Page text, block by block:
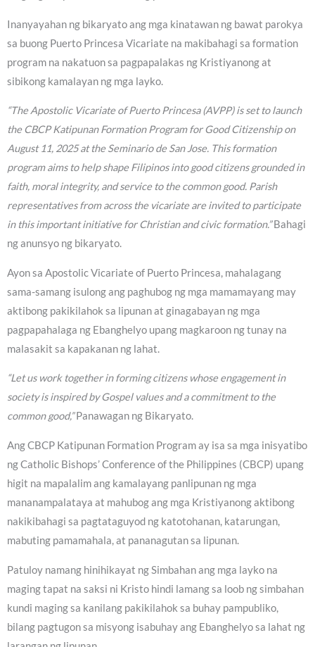
Inanyayahan ng bikaryato ang mga kinatawan ng bawat parokya
sa buong Puerto Princesa Vicariate na makibahagi sa formation
program na nakatuon sa pagpapalakas ng Kristiyanong at
sibikong kamalayan ng mga layko.
“The Apostolic Vicariate of Puerto Princesa (AVPP) is set to launch
the CBCP Katipunan Formation Program for Good Citizenship on
August 11, 2025 at the Seminario de San Jose. This formation
program aims to help shape Filipinos into good citizens grounded in
faith, moral integrity, and service to the common good. Parish
representatives from across the vicariate are invited to participate
in this important initiative for Christian and civic formation.”Bahagi
ng anunsyo ng bikaryato.
Ayon sa Apostolic Vicariate of Puerto Princesa, mahalagang
sama-samang isulong ang paghubog ng mga mamamayang may
aktibong pakikilahok sa lipunan at ginagabayan ng mga
pagpapahalaga ng Ebanghelyo upang magkaroon ng tunay na
malasakit sa kapakanan ng lahat.
“Let us work together in forming citizens whose engagement in
society is inspired by Gospel values and a commitment to the
common good,”Panawagan ng Bikaryato.
Ang CBCP Katipunan Formation Program ay isa sa mga inisyatibo
ng Catholic Bishops’ Conference of the Philippines (CBCP) upang
higit na mapalalim ang kamalayang panlipunan ng mga
mananampalataya at mahubog ang mga Kristiyanong aktibong
nakikibahagi sa pagtataguyod ng katotohanan, katarungan,
mabuting pamamahala, at pananagutan sa lipunan.
Patuloy namang hinihikayat ng Simbahan ang mga layko na
maging tapat na saksi ni Kristo hindi lamang sa loob ng simbahan
kundi maging sa kanilang pakikilahok sa buhay pampubliko,
bilang pagtugon sa misyong isabuhay ang Ebanghelyo sa lahat ng